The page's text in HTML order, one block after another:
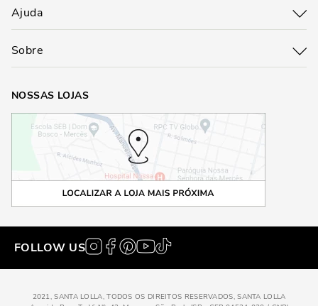
Ajuda
Sobre
NOSSAS LOJAS
FOLLOW US
2021, SANTA LOLLA, TODOS OS DIREITOS RESERVADOS, SANTA LOLLA